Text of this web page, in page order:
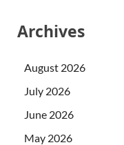
Archives
August 2026
July 2026
June 2026
May 2026